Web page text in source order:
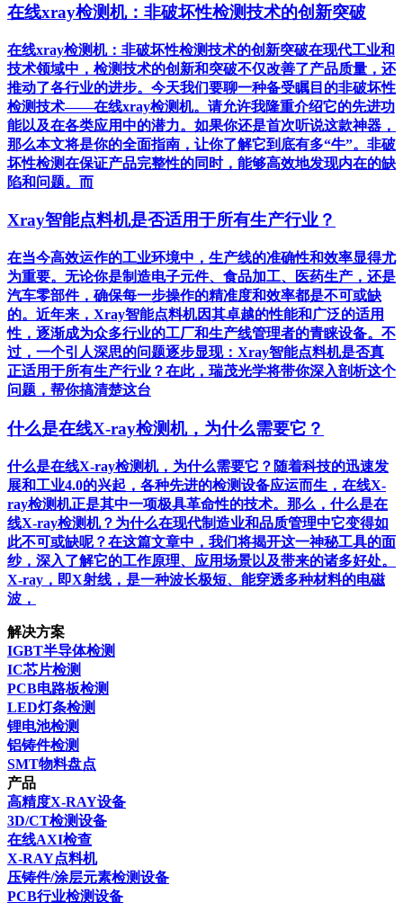
在线xray检测机：非破坏性检测技术的创新突破
在线xray检测机：非破坏性检测技术的创新突破在现代工业和
技术领域中，检测技术的创新和突破不仅改善了产品质量，还
推动了各行业的进步。今天我们要聊一种备受瞩目的非破坏性
检测技术——在线xray检测机。请允许我隆重介绍它的先进功
能以及在各类应用中的潜力。如果你还是首次听说这款神器，
那么本文将是你的全面指南，让你了解它到底有多“牛”。非破
坏性检测在保证产品完整性的同时，能够高效地发现内在的缺
陷和问题。而
Xray智能点料机是否适用于所有生产行业？
在当今高效运作的工业环境中，生产线的准确性和效率显得尤
为重要。无论你是制造电子元件、食品加工、医药生产，还是
汽车零部件，确保每一步操作的精准度和效率都是不可或缺
的。近年来，Xray智能点料机因其卓越的性能和广泛的适用
性，逐渐成为众多行业的工厂和生产线管理者的青睐设备。不
过，一个引人深思的问题逐步显现：Xray智能点料机是否真
正适用于所有生产行业？在此，瑞茂光学将带你深入剖析这个
问题，帮你搞清楚这台
什么是在线X-ray检测机，为什么需要它？
什么是在线X-ray检测机，为什么需要它？随着科技的迅速发
展和工业4.0的兴起，各种先进的检测设备应运而生，在线X-
ray检测机正是其中一项极具革命性的技术。那么，什么是在
线X-ray检测机？为什么在现代制造业和品质管理中它变得如
此不可或缺呢？在这篇文章中，我们将揭开这一神秘工具的面
纱，深入了解它的工作原理、应用场景以及带来的诸多好处。
X-ray，即X射线，是一种波长极短、能穿透多种材料的电磁
波，
解决方案
IGBT半导体检测
IC芯片检测
PCB电路板检测
LED灯条检测
锂电池检测
铝铸件检测
SMT物料盘点
产品
高精度X-RAY设备
3D/CT检测设备
在线AXI检查
X-RAY点料机
压铸件/涂层元素检测设备
PCB行业检测设备